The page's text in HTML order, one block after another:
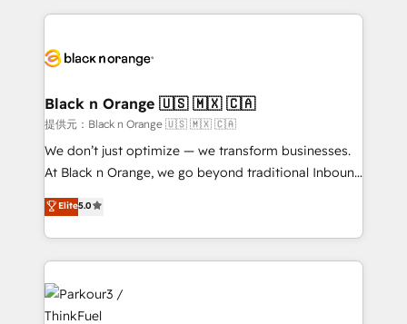
embark on a transformational journey that sets your
business up for long-term success. Unlock your
business. If not now, when?
pourquoi, nos experts sont à la fois capables de
référencement, votre stratégie digitale et le pilotage
projet HubSpot avec DIGITALISIM : 🧽 Nettoyage,
migration et intégration des bases de données. 🚀
Développement des interfaces avec vos logiciels
métiers ⚙️ Configuration de la plateforme HubSpot
Book Process & Guidelines utilisateurs 🎓
Formations des utilisateurs
Black n Orange 🇺🇸 🇲🇽 🇨🇦
提供元：Black n Orange 🇺🇸 🇲🇽 🇨🇦
We don’t just optimize — we transform businesses.
At Black n Orange, we go beyond traditional Inbound
Marketing with our exclusive methodologies:
BOOMS and BOOST. Together, they form a powerful
combination that has driven success for over 800
businesses worldwide. As Elite HubSpot Partners, we
specialize in crafting high-performance growth
strategies that integrate data-driven marketing,
Elite5.0